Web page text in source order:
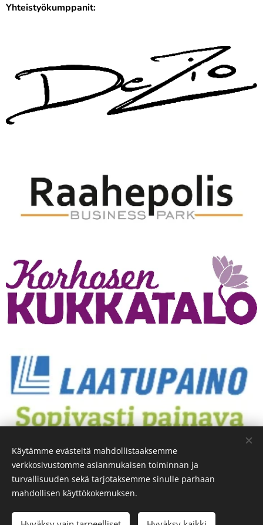
Yhteistyökumppanit:
Käytämme evästeitä mahdollistaaksemme
verkkosivustomme asianmukaisen toiminnan ja
turvallisuuden sekä tarjotaksemme sinulle parhaan
mahdollisen käyttökokemuksen.